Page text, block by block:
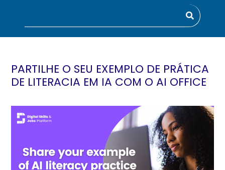
PARTILHE O SEU EXEMPLO DE PRÁTICA
DE LITERACIA EM IA COM O AI OFFICE